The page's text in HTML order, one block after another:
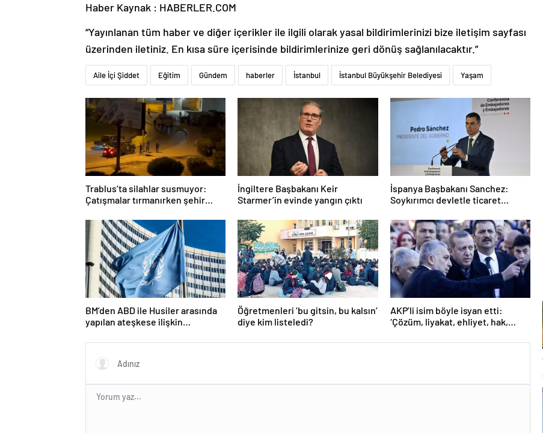
Haber Kaynak : HABERLER.COM
“Yayınlanan tüm haber ve diğer içerikler ile ilgili olarak yasal bildirimlerinizi bize iletişim sayfası
üzerinden iletiniz. En kısa süre içerisinde bildirimlerinize geri dönüş sağlanılacaktır.”
Aile İçi Şiddet Eğitim Gündem haberler İstanbul İstanbul Büyükşehir Belediyesi Yaşam
Trablus’ta silahlar susmuyor:
Çatışmalar tırmanırken şehir
İngiltere Başbakanı Keir
Starmer’in evinde yangın çıktı
İspanya Başbakanı Sanchez:
Soykırımcı devletle ticaret
BM’den ABD ile Husiler arasında
yapılan ateşkese ilişkin
Öğretmenleri ‘bu gitsin, bu kalsın’
diye kim listeledi?
AKP’li isim böyle isyan etti:
‘Çözüm, liyakat, ehliyet, hak,